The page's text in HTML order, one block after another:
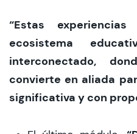
“Estas
ecosistema
interconectado,
convierte en aliada
significativa y con